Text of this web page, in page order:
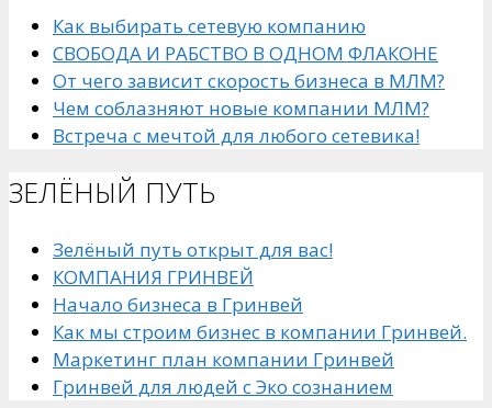
Как выбирать сетевую компанию
СВОБОДА И РАБСТВО В ОДНОМ ФЛАКОНЕ
От чего зависит скорость бизнеса в МЛМ?
Чем соблазняют новые компании МЛМ?
Встреча с мечтой для любого сетевика!
ЗЕЛЁНЫЙ ПУТЬ
Зелёный путь открыт для вас!
КОМПАНИЯ ГРИНВЕЙ
Начало бизнеса в Гринвей
Как мы строим бизнес в компании Гринвей.
Маркетинг план компании Гринвей
Гринвей для людей с Эко сознанием